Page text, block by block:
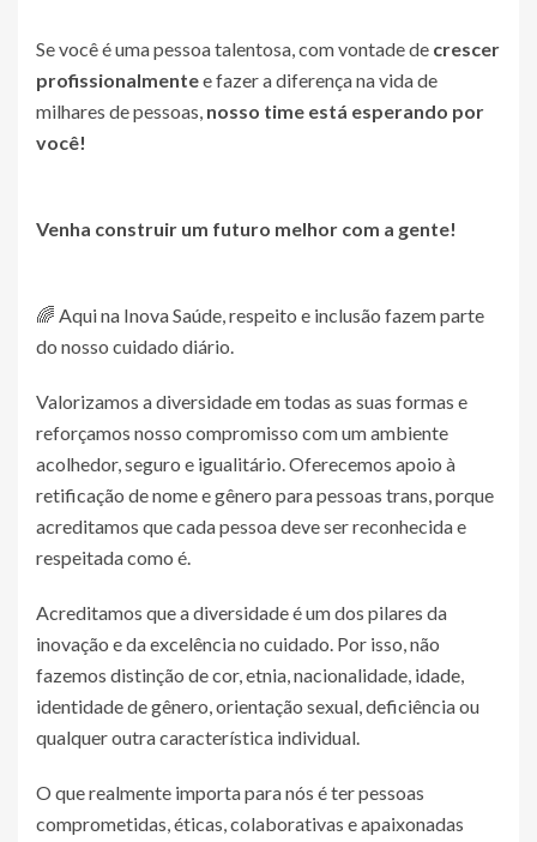
Se você é uma pessoa talentosa, com vontade de crescer
profissionalmentee fazer a diferença na vida de
milhares de pessoas, nosso time está esperando por
você!
Venha construir um futuro melhor com a gente!
🌈 Aqui na Inova Saúde, respeito e inclusão fazem parte
do nosso cuidado diário.
Valorizamos a diversidade em todas as suas formas e
reforçamos nosso compromisso com um ambiente
acolhedor, seguro e igualitário. Oferecemos apoio à
retificação de nome e gênero para pessoas trans, porque
acreditamos que cada pessoa deve ser reconhecida e
respeitada como é.
Acreditamos que a diversidade é um dos pilares da
inovação e da excelência no cuidado. Por isso, não
fazemos distinção de cor, etnia, nacionalidade, idade,
identidade de gênero, orientação sexual, deficiência ou
qualquer outra característica individual.
O que realmente importa para nós é ter pessoas
comprometidas, éticas, colaborativas e apaixonadas